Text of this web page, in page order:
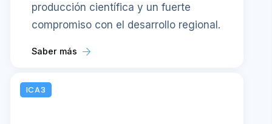
producción científica y un fuerte
compromiso con el desarrollo regional.
Saber más
ICA3